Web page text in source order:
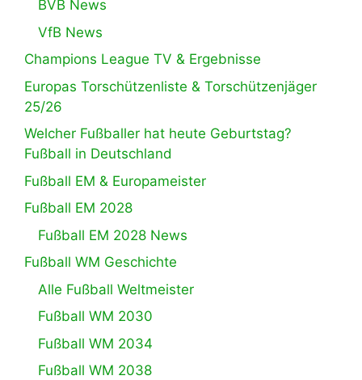
BVB News
VfB News
Champions League TV & Ergebnisse
Europas Torschützenliste & Torschützenjäger
25/26
Welcher Fußballer hat heute Geburtstag?
Fußball in Deutschland
Fußball EM & Europameister
Fußball EM 2028
Fußball EM 2028 News
Fußball WM Geschichte
Alle Fußball Weltmeister
Fußball WM 2030
Fußball WM 2034
Fußball WM 2038